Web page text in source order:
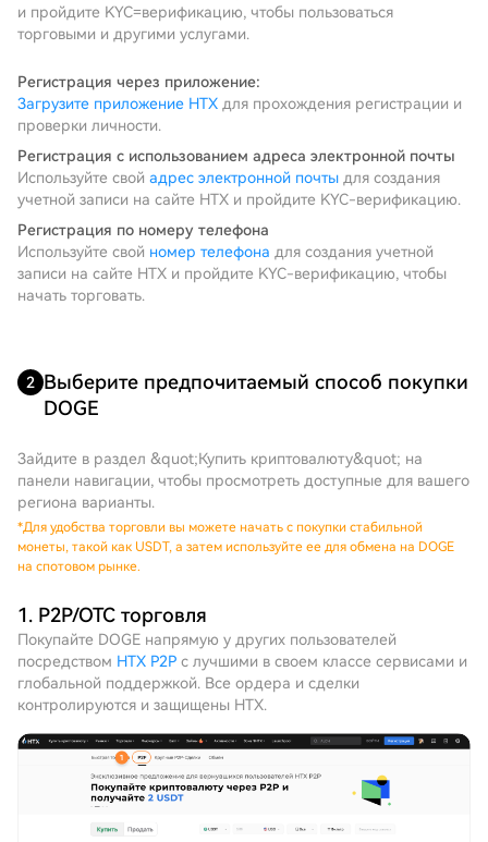
и пройдите KYC=верификацию, чтобы пользоваться
торговыми и другими услугами.
Регистрация через приложение:
Загрузите приложение HTX для прохождения регистрации и
проверки личности.
Регистрация с использованием адреса электронной почты
Используйте свой адрес электронной почты для создания
учетной записи на сайте HTX и пройдите KYC-верификацию.
Регистрация по номеру телефона
Используйте свой номер телефона для создания учетной
записи на сайте HTX и пройдите KYC-верификацию, чтобы
начать торговать.
2 Выберите предпочитаемый способ покупки
DOGE
Зайдите в раздел &quot;Купить криптовалюту&quot; на
панели навигации, чтобы просмотреть доступные для вашего
региона варианты.
*Для удобства торговли вы можете начать с покупки стабильной
монеты, такой как USDT, а затем используйте ее для обмена на DOGE
на спотовом рынке.
1. P2P/OTC торговля
Покупайте DOGE напрямую у других пользователей
посредством HTX P2P с лучшими в своем классе сервисами и
глобальной поддержкой. Все ордера и сделки
контролируются и защищены HTX.